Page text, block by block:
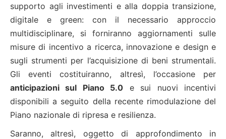
supporto agli investimenti e alla doppia transizione,
digitale e green: con il necessario approccio
multidisciplinare, si forniranno aggiornamenti sulle
misure di incentivo a ricerca, innovazione e design e
sugli strumenti per l’acquisizione di beni strumentali.
Gli eventi costituiranno, altresì, l’occasione per
anticipazioni sul Piano 5.0 e sui nuovi incentivi
disponibili a seguito della recente rimodulazione del
Piano nazionale di ripresa e resilienza.
Saranno, altresì, oggetto di approfondimento in